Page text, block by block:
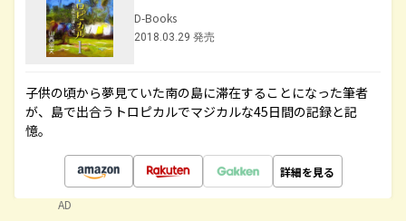
D-Books
2018.03.29 発売
子供の頃から夢見ていた南の島に滞在することになった筆者
が、島で出合うトロピカルでマジカルな45日間の記録と記
憶。
詳細を見る
AD